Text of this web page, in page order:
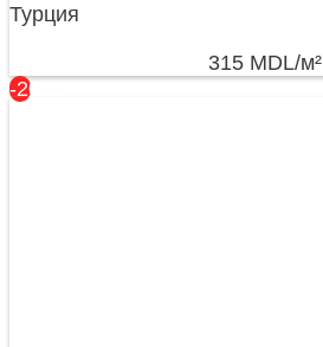
Турция
315 MDL/м²
-20%